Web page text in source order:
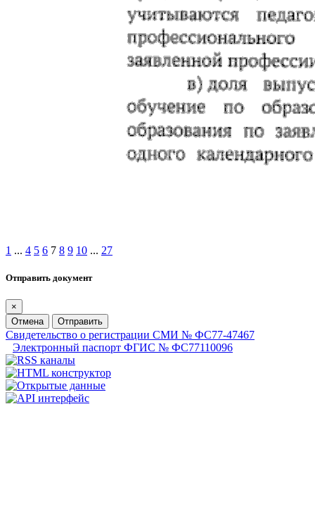
1 ... 4 5 6 7 8 9 10 ... 27
Отправить документ
×
Отмена
Отправить
Свидетельство о регистрации СМИ № ФС77-47467
Электронный паспорт ФГИС № ФС77110096